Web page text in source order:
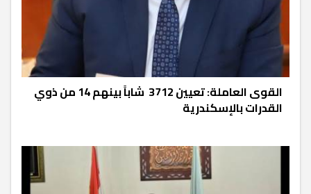
القوى العاملة: تعيين 3712 شاباً بينهم 14 من ذوي
القدرات بالإسكندرية